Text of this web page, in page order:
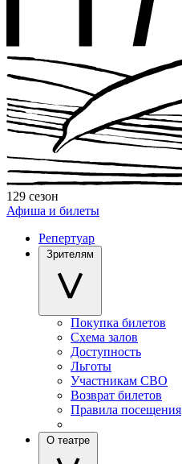
129 сезон
Афиша и билеты
Репертуар
Зрителям
Покупка билетов
Схема залов
Доступность
Льготы
Участникам СВО
Возврат билетов
Правила посещения
О театре